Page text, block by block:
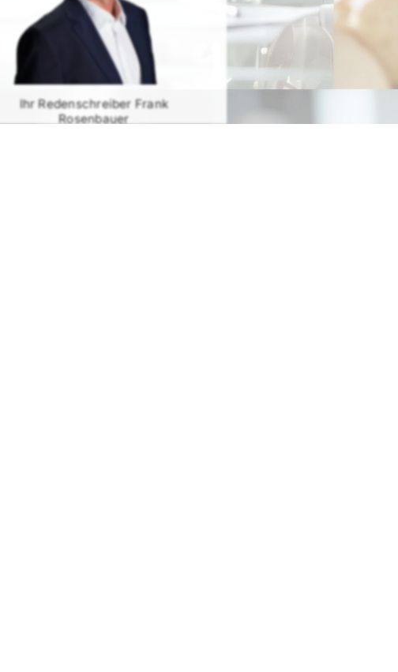
Ihr Redenschreiber Frank
Rosenbauer